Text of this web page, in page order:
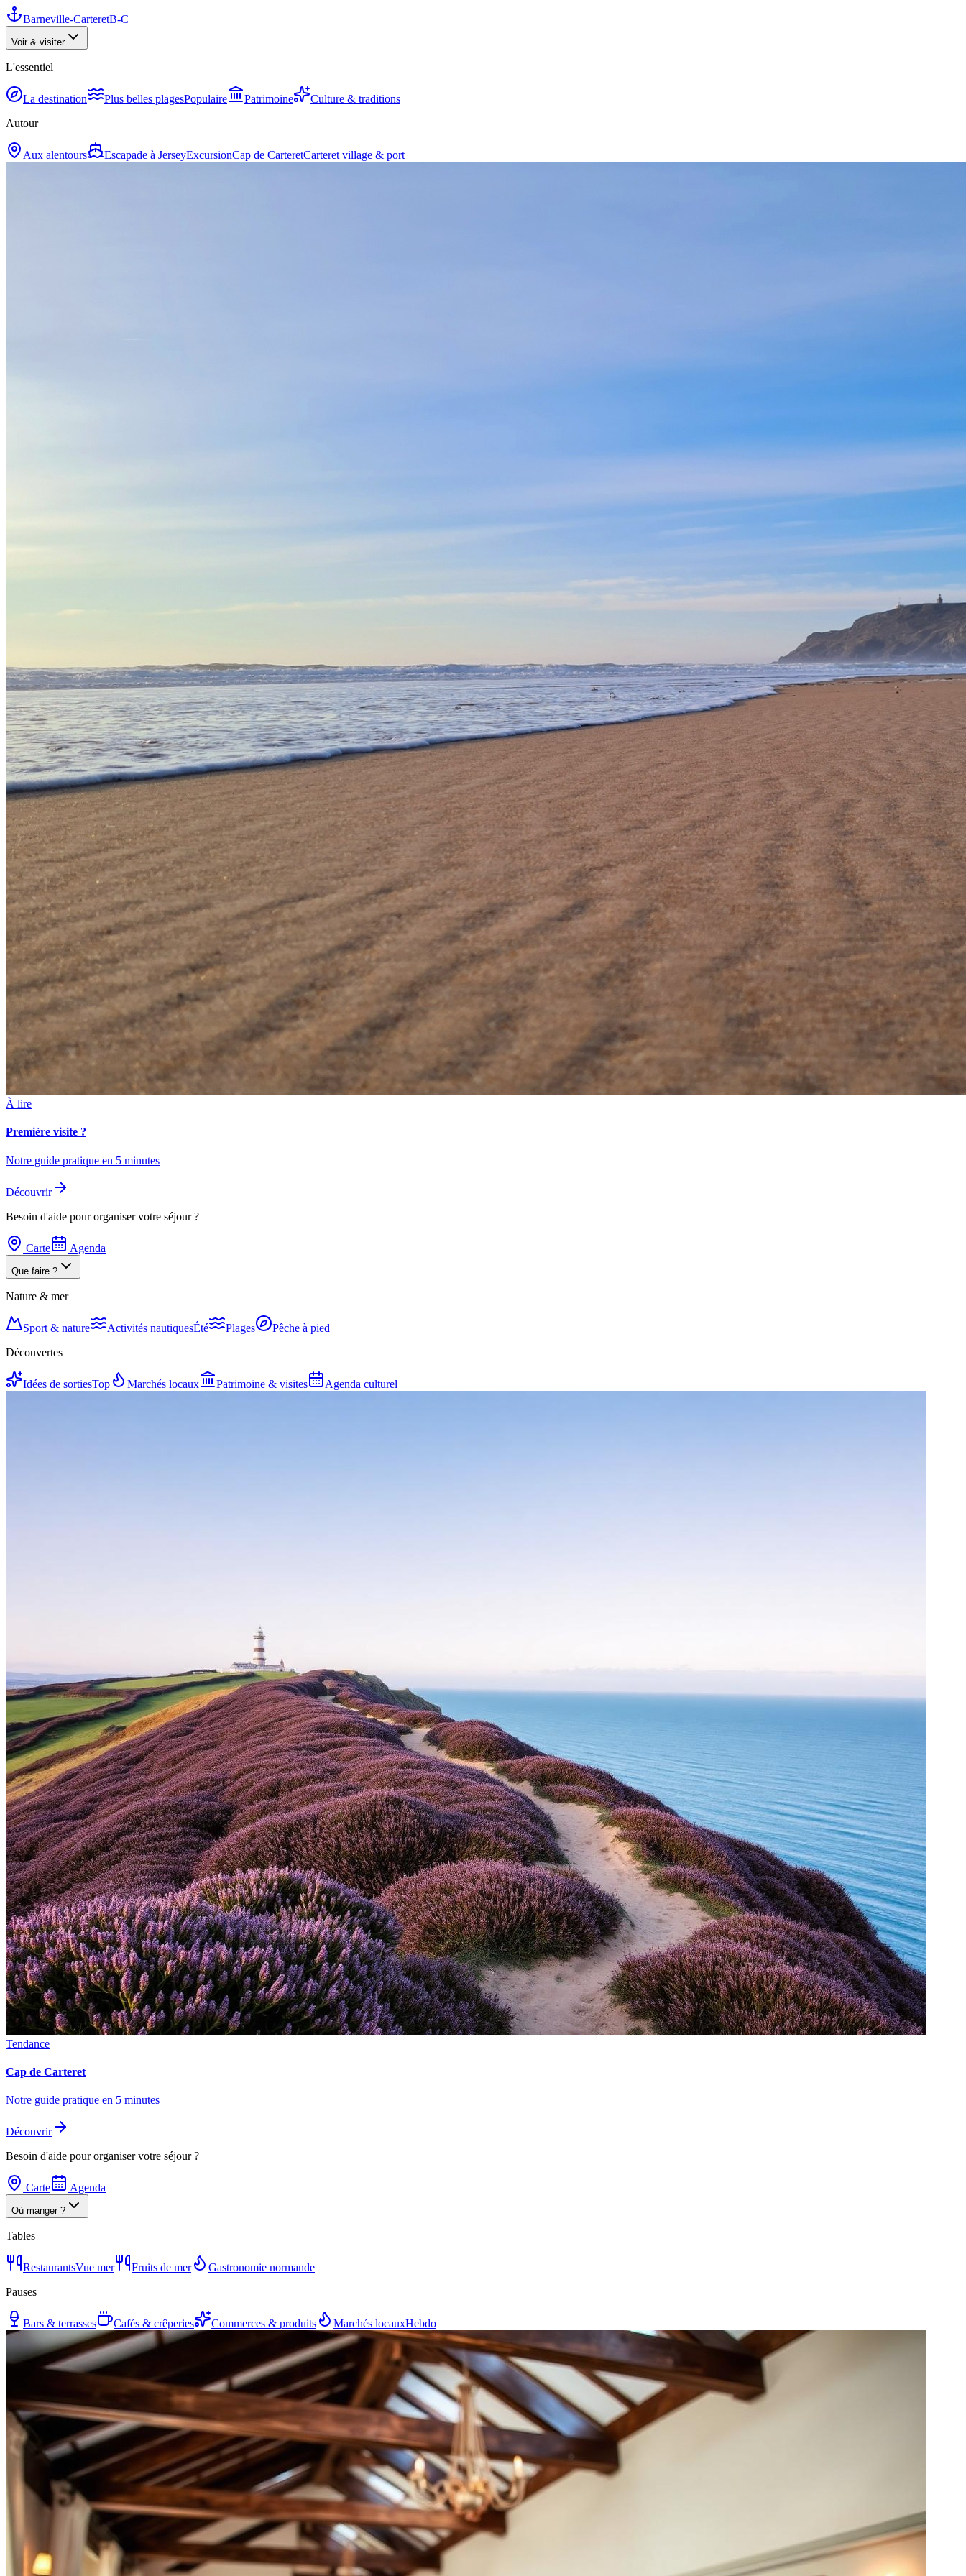
Barneville-CarteretB-C
Voir & visiter
L'essentiel
La destination Plus belles plagesPopulaire Patrimoine
Culture & traditions
Autour
Aux alentours Escapade à JerseyExcursionCap de CarteretCarteret village & port
À lire
Première visite ?
Notre guide pratique en 5 minutes
Découvrir
Besoin d'aide pour organiser votre séjour ?
Carte Agenda
Que faire ?
Nature & mer
Sport & nature Activités nautiquesÉté Plages
Pêche à pied
Découvertes
Idées de sortiesTop Marchés locaux Patrimoine & visites Agenda culturel
Tendance
Cap de Carteret
Notre guide pratique en 5 minutes
Découvrir
Besoin d'aide pour organiser votre séjour ?
Carte Agenda
Où manger ?
Tables
RestaurantsVue mer Fruits de mer
Gastronomie normande
Pauses
Bars & terrasses Cafés & crêperies Commerces & produits Marchés locauxHebdo